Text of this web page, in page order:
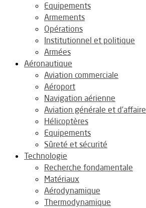
Equipements
Armements
Opérations
Institutionnel et politique
Armées
Aéronautique
Aviation commerciale
Aéroport
Navigation aérienne
Aviation générale et d’affaire
Hélicoptères
Equipements
Sûreté et sécurité
Technologie
Recherche fondamentale
Matériaux
Aérodynamique
Thermodynamique